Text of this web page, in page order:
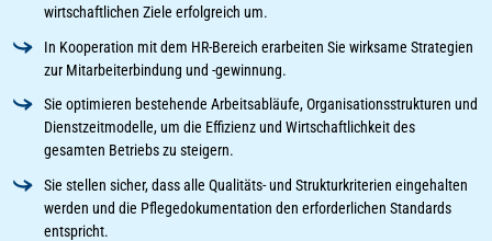
wirtschaftlichen Ziele erfolgreich um.
In Kooperation mit dem HR-Bereich erarbeiten Sie wirksame Strategien
zur Mitarbeiterbindung und -gewinnung.
Sie optimieren bestehende Arbeitsabläufe, Organisationsstrukturen und
Dienstzeitmodelle, um die Effizienz und Wirtschaftlichkeit des
gesamten Betriebs zu steigern.
Sie stellen sicher, dass alle Qualitäts- und Strukturkriterien eingehalten
werden und die Pflegedokumentation den erforderlichen Standards
entspricht.